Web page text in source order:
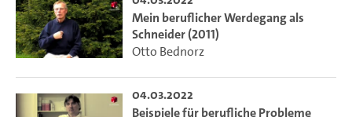
Mein beruflicher Werdegang als
Schneider (2011)
Otto Bednorz
04.03.2022
Beispiele für berufliche Probleme